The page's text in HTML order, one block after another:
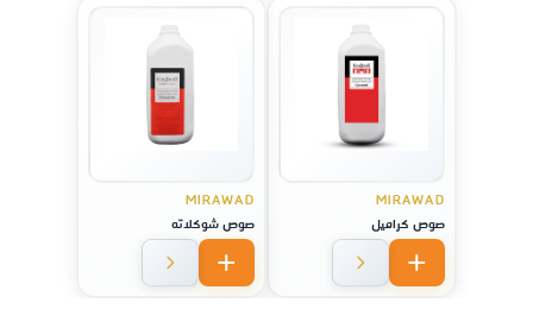
MIRAWAD
صوص كراميل
MIRAWAD
صوص شوكلاته